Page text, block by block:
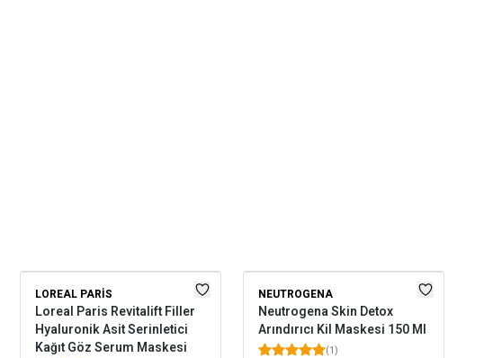
LOREAL PARIS
Loreal Paris Revitalift Filler
Hyaluronik Asit Serinletici
Kağıt Göz Serum Maskesi
NEUTROGENA
Neutrogena Skin Detox
Arındırıcı Kil Maskesi 150 Ml
(1)